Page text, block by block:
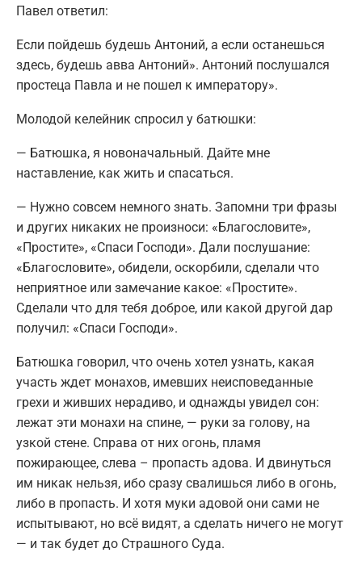
Павел ответил:
Если пойдешь будешь Антоний, а если останешься
здесь, будешь авва Антоний». Антоний послушался
простеца Павла и не пошел к императору».
Молодой келейник спросил у батюшки:
— Батюшка, я новоначальный. Дайте мне
наставление, как жить и спасаться.
— Нужно совсем немного знать. Запомни три фразы
и других никаких не произноси: «Благословите»,
«Простите», «Спаси Господи». Дали послушание:
«Благословите», обидели, оскорбили, сделали что
неприятное или замечание какое: «Простите».
Сделали что для тебя доброе, или какой другой дар
получил: «Спаси Господи».
Батюшка говорил, что очень хотел узнать, какая
участь ждет монахов, имевших неисповеданные
грехи и живших нерадиво, и однажды увидел сон:
лежат эти монахи на спине, — руки за голову, на
узкой стене. Справа от них огонь, пламя
пожирающее, слева – пропасть адова. И двинуться
им никак нельзя, ибо сразу свалишься либо в огонь,
либо в пропасть. И хотя муки адовой они сами не
испытывают, но всё видят, а сделать ничего не могут
— и так будет до Страшного Суда.